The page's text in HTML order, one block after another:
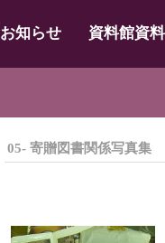
お知らせ 資料館資
05- 寄贈図書関係写真集